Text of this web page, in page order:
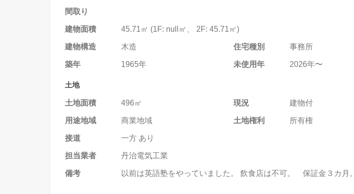
間取り
建物面積 45.71㎡ (1F: null㎡、 2F: 45.71㎡)
建物構造 木造 住宅種別 事務所
築年 1965年 未使用年 2026年〜
土地
土地面積 496㎡ 現況 建物付
用途地域 商業地域 土地権利 所有権
接道 一方 あり
担当業者 丹治電気工業
備考 以前は英語塾をやっていました。 飲食店は不可。 保証金３カ月。